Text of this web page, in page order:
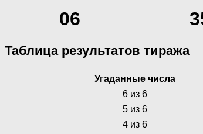
06
Таблица результатов тиража
Угаданные числа
6 из 6
5 из 6
4 из 6